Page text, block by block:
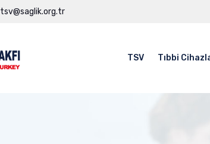
tsv@saglik.org.tr
TSV Tıbbi